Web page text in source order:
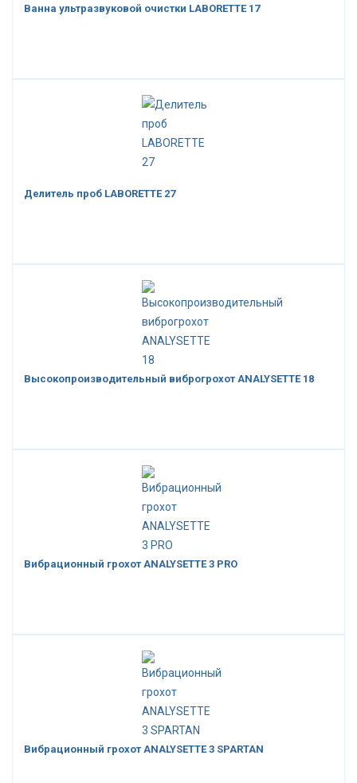
Ванна ультразвуковой очистки LABORETTE 17
Делитель проб LABORETTE 27
Высокопроизводительный виброгрохот ANALYSETTE 18
Вибрационный грохот ANALYSETTE 3 PRO
Вибрационный грохот ANALYSETTE 3 SPARTAN